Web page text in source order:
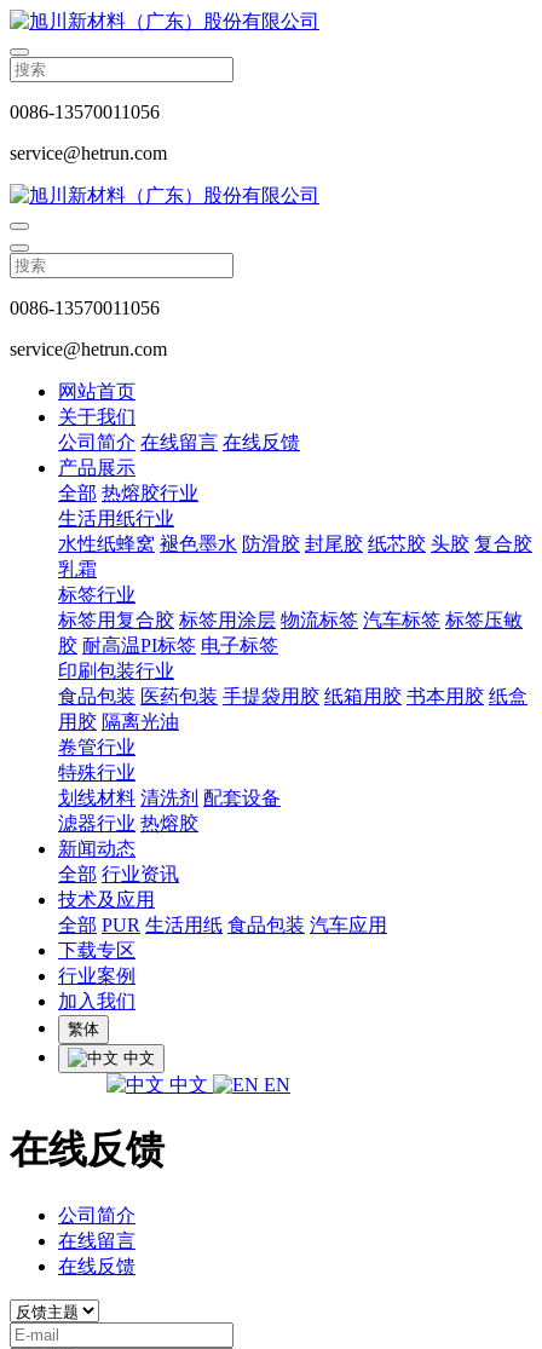
0086-13570011056
service@hetrun.com
0086-13570011056
service@hetrun.com
网站首页
关于我们
公司简介 在线留言 在线反馈
产品展示
全部 热熔胶行业
生活用纸行业
水性纸蜂窝 褪色墨水 防滑胶 封尾胶 纸芯胶 头胶 复合胶
乳霜
标签行业
标签用复合胶 标签用涂层 物流标签 汽车标签 标签压敏
胶 耐高温PI标签 电子标签
印刷包装行业
食品包装 医药包装 手提袋用胶 纸箱用胶 书本用胶 纸盒
用胶 隔离光油
卷管行业
特殊行业
划线材料 清洗剂 配套设备
滤器行业 热熔胶
新闻动态
全部 行业资讯
技术及应用
全部 PUR 生活用纸 食品包装 汽车应用
下载专区
行业案例
加入我们
繁体
中文
中文 EN
在线反馈
公司简介
在线留言
在线反馈